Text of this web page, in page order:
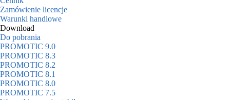
Zamówienie licencje
Warunki handlowe
Download
Do pobrania
PROMOTIC 9.0
PROMOTIC 8.3
PROMOTIC 8.2
PROMOTIC 8.1
PROMOTIC 8.0
PROMOTIC 7.5